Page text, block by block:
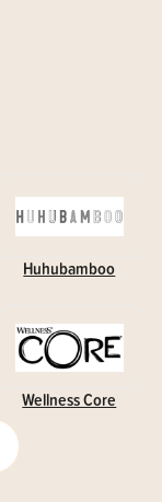
Huhubamboo
Wellness Core